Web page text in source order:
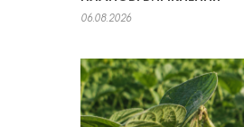
06.08.2026